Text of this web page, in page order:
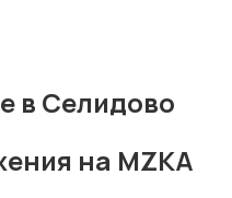
в Селидово
на MZKA